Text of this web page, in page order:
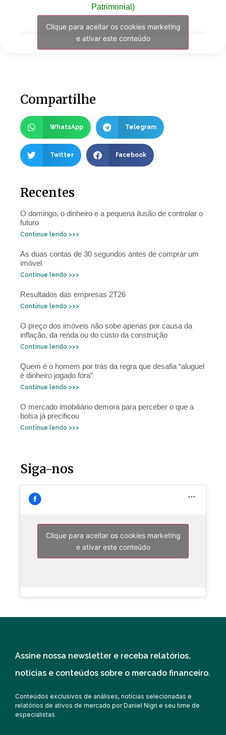
Patrimonial)
Clique para aceitar os cookies marketing
e ativar este conteúdo
Compartilhe
WhatsApp Telegram
Twitter Facebook
Recentes
O domingo, o dinheiro e a pequena ilusão de controlar o
futuro
Continue lendo >>>
As duas contas de 30 segundos antes de comprar um
imóvel
Continue lendo >>>
Resultados das empresas 2T26
Continue lendo >>>
O preço dos imóveis não sobe apenas por causa da
inflação, da renda ou do custo da construção
Continue lendo >>>
Quem é o homem por trás da regra que desafia “aluguel
é dinheiro jogado fora”
Continue lendo >>>
O mercado imobiliário demora para perceber o que a
bolsa já precificou
Continue lendo >>>
Siga-nos
Clique para aceitar os cookies marketing
e ativar este conteúdo
Assine nossa newsletter e receba relatórios,
notícias e conteúdos sobre o mercado financeiro.
Conteúdos exclusivos de análises, notícias selecionadas e
relatórios de ativos de mercado por Daniel Nigri e seu time de
especialistas.